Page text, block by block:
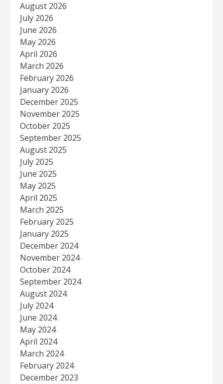
August 2026
July 2026
June 2026
May 2026
April 2026
March 2026
February 2026
January 2026
December 2025
November 2025
October 2025
September 2025
August 2025
July 2025
June 2025
May 2025
April 2025
March 2025
February 2025
January 2025
December 2024
November 2024
October 2024
September 2024
August 2024
July 2024
June 2024
May 2024
April 2024
March 2024
February 2024
December 2023